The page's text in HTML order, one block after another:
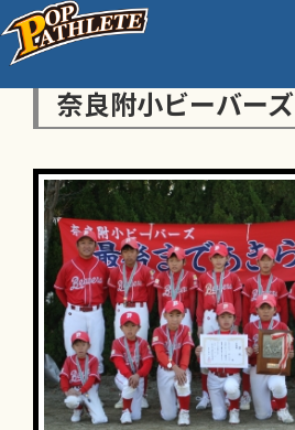
奈良附小ビーバーズ